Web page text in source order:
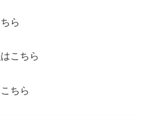
ら
はこちら
ちら